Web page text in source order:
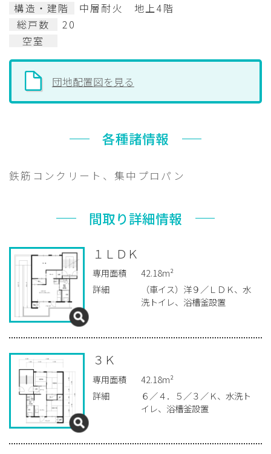
構造・建階
中層耐火 地上4階
総戸数
20
空室
団地配置図を見る
各種諸情報
鉄筋コンクリート、集中プロパン
間取り詳細情報
１ＬＤＫ
専用面積
42.18m²
詳細
（車イス）洋９／ＬＤＫ、水
洗トイレ、浴槽釜設置
３Ｋ
専用面積
42.18m²
詳細
６／４．５／３／Ｋ、水洗ト
イレ、浴槽釜設置